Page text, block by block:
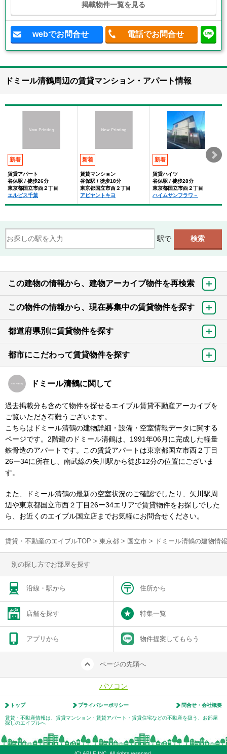
掲載物件一覧を見る
webでお問合せ 電話でお問合せ
ドミール清鶴周辺の賃貸マンション・アパート情報
新着
賃貸アパート
谷保駅 / 徒歩26分
東京都国立市西２丁目
エルピス千葉
新着
賃貸マンション
谷保駅 / 徒歩18分
東京都国立市西２丁目
アビヤントキヨ
新着
賃貸ハイツ
谷保駅 / 徒歩28分
東京都国立市西２丁目
ハイムサンフラワ－
駅で
この建物の情報から、建物アーカイブ物件を再検索
この物件の情報から、現在募集中の賃貸物件を探す
都道府県別に賃貸物件を探す
都市にこだわって賃貸物件を探す
ドミール清鶴に関して
過去掲載分も含めて物件を探せるエイブル賃貸不動産アーカイブを
ご覧いただき有難うございます。
こちらはドミール清鶴の建物詳細・設備・空室情報データに関する
ページです。2階建のドミール清鶴は、1991年06月に完成した軽量
鉄骨造のアパートです。この賃貸アパートは東京都国立市西２丁目
26ー34に所在し、南武線の矢川駅から徒歩12分の位置にございま
す。
また、ドミール清鶴の最新の空室状況のご確認でしたり、矢川駅周
辺や東京都国立市西２丁目26ー34エリアで賃貸物件をお探しでした
ら、お近くのエイブル国立店までお気軽にお問合せください。
賃貸・不動産のエイブルTOP > 東京都 > 国立市 > ドミール清鶴の建物情
別の探し方でお部屋を探す
沿線・駅から 住所から
店舗を探す 特集一覧
アプリから 物件提案してもらう
ページの先頭へ
パソコン
トップ プライバシーポリシー 問合せ・会社概要
賃貸・不動産情報は、賃貸マンション・賃貸アパート・賃貸住宅などの不動産を扱う、お部屋
探しのエイブルへ